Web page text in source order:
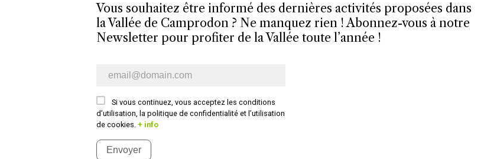
Vous souhaitez être informé des dernières activités proposées dans
la Vallée de Camprodon ? Ne manquez rien ! Abonnez-vous à notre
Newsletter pour profiter de la Vallée toute l’année !
Bulletin d’information par e-mail
Si vous continuez, vous acceptez les conditions
d’utilisation, la politique de confidentialité et l’utilisation
de cookies. + info
Envoyer